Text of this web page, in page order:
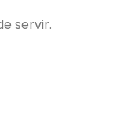
servir.